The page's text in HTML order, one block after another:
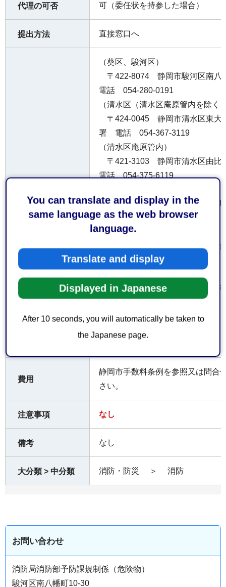
You can translate and display in the
same language as the web browser
language.
Translate and display
Displayed in Japanese
After 10 seconds, you will automatically be taken to
the Japanese page.
代理の可否 可（委任状を持参した場合）
提出方法 直接窓口へ
（葵区、駿河区）
〒422-8074 静岡市駿河区南
電話 054-280-0191
（清水区（清水区庵原管内を除く
〒424-0045 静岡市清水区東大
署 電話 054-367-3119
（清水区庵原管内）
〒421-3103 静岡市清水区由
電話 054-375-6119
〒427-0048 島田市旗指513番
話 0547-37-0119
（吉田町、旧榛原町（牧之原市）
〒421-0301 榛原郡吉田町住吉
署 電話 0548-32-1141
〒421-0523 牧之原市波津191
なし
費用
静岡市手数料条例を参照又は問合
さい。
注意事項 なし
備考 なし
大分類 > 中分類 消防・防災 ＞ 消防
お問い合わせ
消防局消防部予防課規制係（危険物）
駿河区南八幡町10-30